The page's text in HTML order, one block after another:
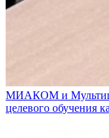
МИАКОМ и
целевого обучения